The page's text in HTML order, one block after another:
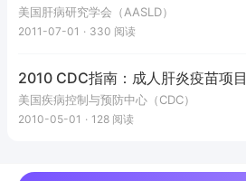
美国肝病研究学会（AASLD）
2011-07-01 · 330 阅读
2010 CDC指南：成人肝炎疫苗项目
美国疾病控制与预防中心（CDC）
2010-05-01 · 128 阅读